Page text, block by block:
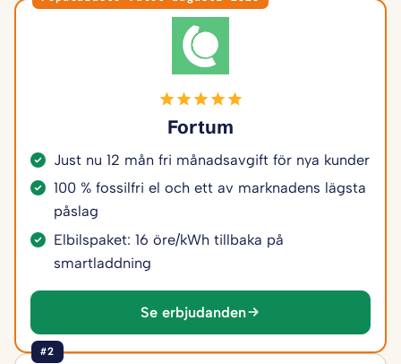
Fortum
Just nu 12 mån fri månadsavgift för nya kunder
100 % fossilfri el och ett av marknadens lägsta
påslag
Elbilspaket: 16 öre/kWh tillbaka på
smartladdning
Se erbjudanden
#2